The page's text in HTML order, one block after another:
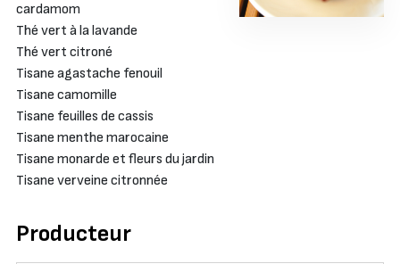
cardamom
Thé vert à la lavande
Thé vert citroné
Tisane agastache fenouil
Tisane camomille
Tisane feuilles de cassis
Tisane menthe marocaine
Tisane monarde et fleurs du jardin
Tisane verveine citronnée
Producteur